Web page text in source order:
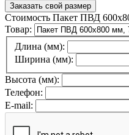
Заказать свой размер
Стоимость Пакет ПВД
Товар:
Длина (мм):
Ширина (мм):
Высота (мм):
Телефон:
E-mail: